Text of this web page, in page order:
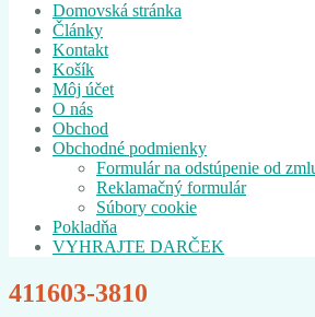
Domovská stránka
Články
Kontakt
Košík
Môj účet
O nás
Obchod
Obchodné podmienky
Formulár na odstúpenie od
Reklamačný formulár
Súbory cookie
Pokladňa
VYHRAJTE DARČEK
411603-3810